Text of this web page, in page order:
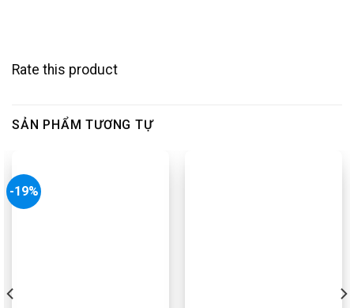
Rate this product
SẢN PHẨM TƯƠNG TỰ
-19%